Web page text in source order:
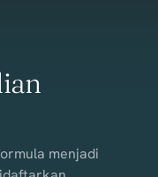
menjadi